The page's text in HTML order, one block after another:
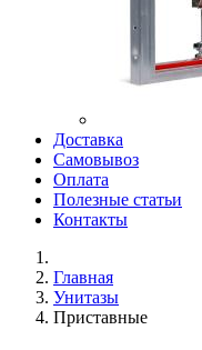
Доставка
Самовывоз
Оплата
Полезные статьи
Контакты
Главная
Унитазы
Приставные